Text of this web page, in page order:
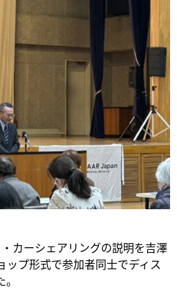
カーシェアリングの説明を吉澤
ップ形式で参加者同士でディス